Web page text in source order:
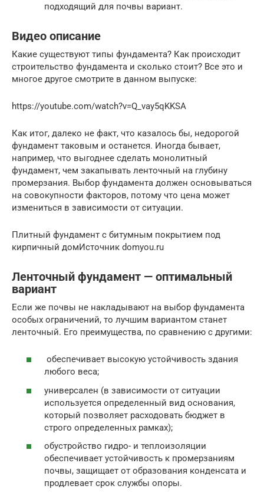
подходящий для почвы вариант.
Видео описание
Какие существуют типы фундамента? Как происходит
строительство фундамента и сколько стоит? Все это и
многое другое смотрите в данном выпуске:
https://youtube.com/watch?v=Q_vay5qKKSA
Как итог, далеко не факт, что казалось бы, недорогой
фундамент таковым и останется. Иногда бывает,
например, что выгоднее сделать монолитный
фундамент, чем закапывать ленточный на глубину
промерзания. Выбор фундамента должен основываться
на совокупности факторов, потому что цена может
измениться в зависимости от ситуации.
Плитный фундамент с битумным покрытием под
кирпичный домИсточник domyou.ru
Ленточный фундамент — оптимальный
вариант
Если же почвы не накладывают на выбор фундамента
особых ограничений, то лучшим вариантом станет
ленточный. Его преимущества, по сравнению с другими:
обеспечивает высокую устойчивость здания
любого веса;
универсален (в зависимости от ситуации
используется определенный вид основания,
который позволяет расходовать бюджет в
строго определенных рамках);
обустройство гидро- и теплоизоляции
обеспечивает устойчивость к промерзаниям
почвы, защищает от образования конденсата и
продлевает срок службы опоры.